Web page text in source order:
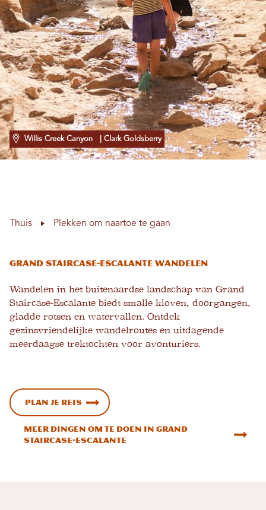
Willis Creek Canyon | Clark Goldsberry
Thuis Plekken om naartoe te gaan
Grand Staircase-Escalante Wandelen
Wandelen in het buitenaardse landschap van Grand
Staircase-Escalante biedt smalle kloven, doorgangen,
gladde rotsen en watervallen. Ontdek
gezinsvriendelijke wandelroutes en uitdagende
meerdaagse trektochten voor avonturiers.
Plan je reis
Meer dingen om te doen in Grand
Staircase-Escalante